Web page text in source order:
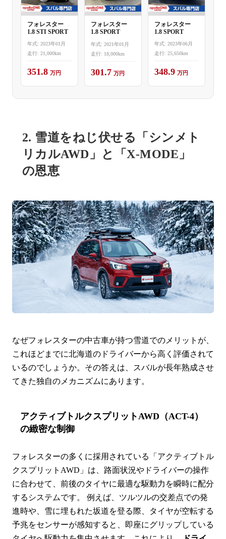
フォレスター
1.8 STI SPORT
年式: 2023年01月
走行: 21,000km
351.8 万円
フォレスター
1.8 SPORT
年式: 2021年01月
走行: 18,000km
301.7 万円
フォレスター
1.8 SPORT
年式: 2023年06月
走行: 25,650km
348.9 万円
2. 雪道をねじ伏せる「シンメト
リカルAWD」と「X-MODE」
の恩恵
なぜフォレスターの中古車が持つ雪道でのメリットが、
これほどまでに北海道のドライバーから高く評価されて
いるのでしょうか。その答えは、スバルが長年熟成させ
てきた独自のメカニズムにあります。
アクティブトルクスプリットAWD（ACT-4）
の緻密な制御
フォレスターの多くに採用されている「アクティブトル
クスプリットAWD」は、路面状況やドライバーの操作
に合わせて、前後のタイヤに最適な駆動力を瞬時に配分
するシステムです。 例えば、ツルツルの交差点での発
進時や、雪に埋もれた坂道を登る際、タイヤが空転する
予兆をセンサーが感知すると、即座にグリップしている